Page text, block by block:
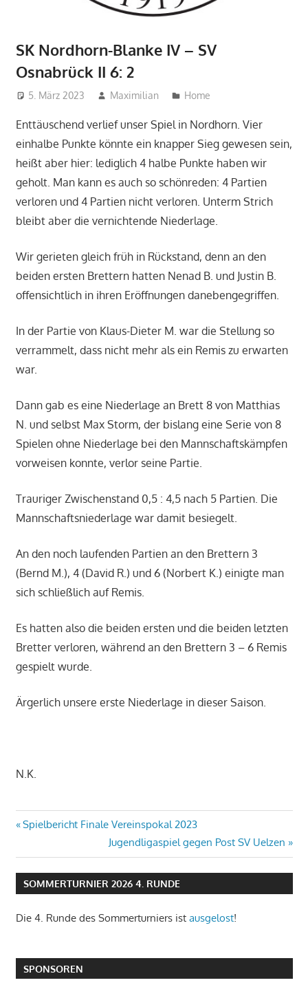
SK Nordhorn-Blanke IV – SV
Osnabrück II 6: 2
5. März 2023 Maximilian Home
Enttäuschend verlief unser Spiel in Nordhorn. Vier
einhalbe Punkte könnte ein knapper Sieg gewesen sein,
heißt aber hier: lediglich 4 halbe Punkte haben wir
geholt. Man kann es auch so schönreden: 4 Partien
verloren und 4 Partien nicht verloren. Unterm Strich
bleibt aber die vernichtende Niederlage.
Wir gerieten gleich früh in Rückstand, denn an den
beiden ersten Brettern hatten Nenad B. und Justin B.
offensichtlich in ihren Eröffnungen danebengegriffen.
In der Partie von Klaus-Dieter M. war die Stellung so
verrammelt, dass nicht mehr als ein Remis zu erwarten
war.
Dann gab es eine Niederlage an Brett 8 von Matthias
N. und selbst Max Storm, der bislang eine Serie von 8
Spielen ohne Niederlage bei den Mannschaftskämpfen
vorweisen konnte, verlor seine Partie.
Trauriger Zwischenstand 0,5 : 4,5 nach 5 Partien. Die
Mannschaftsniederlage war damit besiegelt.
An den noch laufenden Partien an den Brettern 3
(Bernd M.), 4 (David R.) und 6 (Norbert K.) einigte man
sich schließlich auf Remis.
Es hatten also die beiden ersten und die beiden letzten
Bretter verloren, während an den Brettern 3 – 6 Remis
gespielt wurde.
Ärgerlich unsere erste Niederlage in dieser Saison.
N.K.
Beitragsnavigation
Vorheriger
Spielbericht Finale Vereinspokal 2023
Nächster
Beitrag:
Jugendligaspiel gegen Post SV Uelzen
SOMMERTURNIER 2026 4. RUNDE
Die 4. Runde des Sommerturniers ist ausgelost!
SPONSOREN